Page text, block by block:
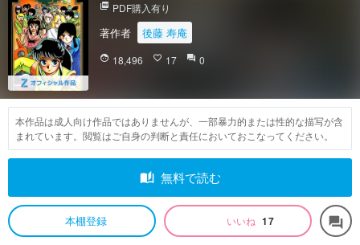
picture_as_pdf PDF購入有り
著作者 後藤 寿庵
face 18,496 favorite_border 17 question_answer 0
本作品は成人向け作品ではありませんが、一部暴力的または性的な描写が含
まれています。閲覧はご自身の判断と責任においておこなってください。
auto_stories 無料で読む
本棚登録 いいね 17 forum